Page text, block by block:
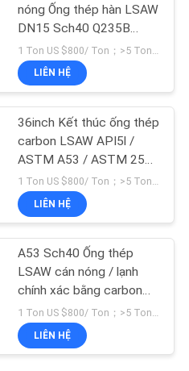
thép
thép
nóng Ống thép hàn LSAW
DN15 Sch40 Q235B
Q355b
LIÊN HỆ
36inch Kết thúc ống thép
carbon LSAW API5l /
ASTM A53 / ASTM 252
/ As1163
1 Ton US $800/ Ton；>5 Tons US $500/ Ton MOQ:1 tấn
LIÊN HỆ
A53 Sch40 Ống thép
LSAW cán nóng / lạnh
chính xác bằng carbon
liền mạch
1 Ton US $800/ Ton；>5 Tons US $500/ Ton MOQ:1 tấn
LIÊN HỆ